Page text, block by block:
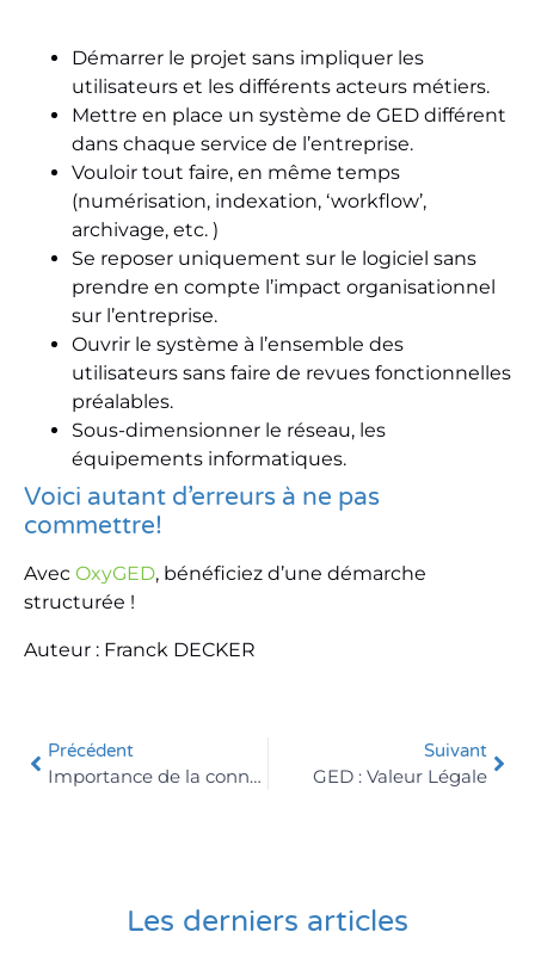
Démarrer le projet sans impliquer les
utilisateurs et les différents acteurs métiers.
Mettre en place un système de GED différent
dans chaque service de l’entreprise.
Vouloir tout faire, en même temps
(numérisation, indexation, ‘workflow’,
archivage, etc. )
Se reposer uniquement sur le logiciel sans
prendre en compte l’impact organisationnel
sur l’entreprise.
Ouvrir le système à l’ensemble des
utilisateurs sans faire de revues fonctionnelles
préalables.
Sous-dimensionner le réseau, les
équipements informatiques.
Voici autant d’erreurs à ne pas
commettre!
Avec OxyGED, bénéficiez d’une démarche
structurée !
Auteur : Franck DECKER
Précédent
Importance de la connexion
Suivant
GED : Valeur Légale
Les derniers articles